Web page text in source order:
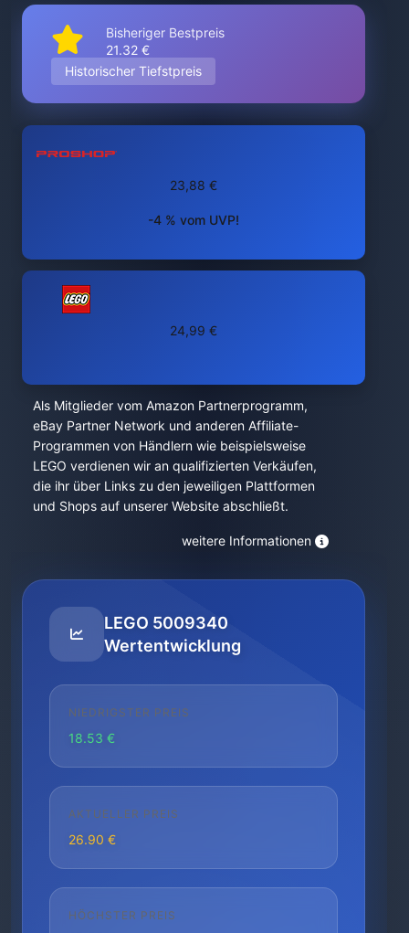
Bisheriger Bestpreis
21.32 €
Historischer Tiefstpreis
23,88 €
-4 % vom UVP!
24,99 €
Als Mitglieder vom Amazon Partnerprogramm,
eBay Partner Network und anderen Affiliate-
Programmen von Händlern wie beispielsweise
LEGO verdienen wir an qualifizierten Verkäufen,
die ihr über Links zu den jeweiligen Plattformen
und Shops auf unserer Website abschließt.
weitere Informationen
LEGO 5009340
Wertentwicklung
NIEDRIGSTER PREIS
18.53 €
AKTUELLER PREIS
26.90 €
HÖCHSTER PREIS